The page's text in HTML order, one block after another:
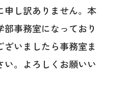
申し訳ありません。本
事務室になっており
ざいましたら事務室ま
い。よろしくお願いい